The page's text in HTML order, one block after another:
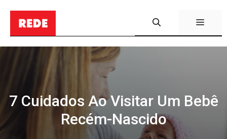
Menu
7 Cuidados Ao Visitar Um Bebê
Recém-Nascido